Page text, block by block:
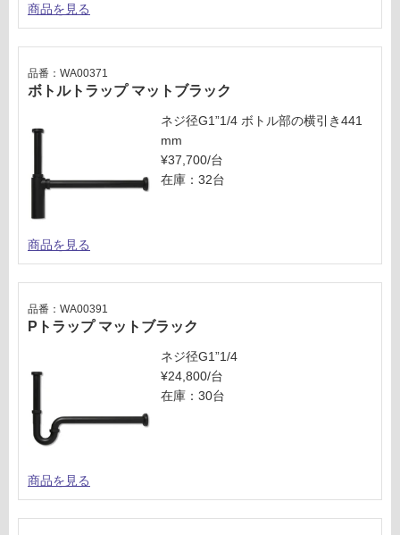
商品を見る
ボトルトラップ マットブラック
品番：WA00371
ネジ径G1”1/4 ボトル部の横引き441
mm
¥37,700/台
在庫：32台
商品を見る
Pトラップ マットブラック
品番：WA00391
ネジ径G1”1/4
¥24,800/台
在庫：30台
商品を見る